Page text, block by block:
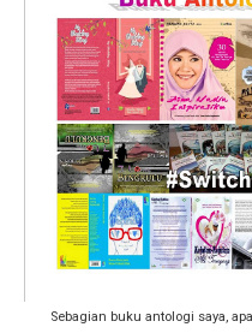
Sebagian buku antologi saya,